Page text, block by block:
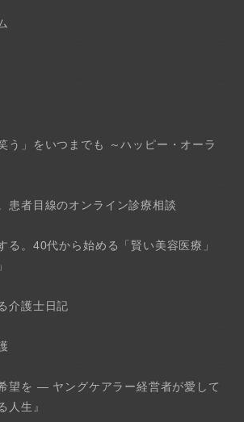
う」をいつまでも ～ハッピー・オーラ
患者目線のオンライン診療相談
る。40代から始める「賢い美容医療」
介護士日記
望を ― ヤングケアラー経営者が愛して
人生』